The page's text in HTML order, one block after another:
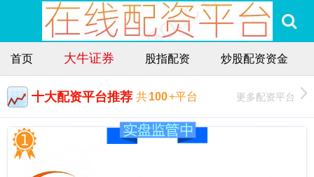
首页 大牛证券 股指配资 炒股配资资金
十大配资平台推荐 共100+平台 更多配资平台